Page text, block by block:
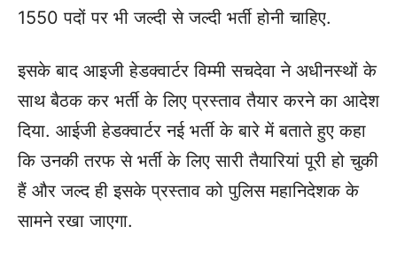
1550 पदों पर भी जल्दी से जल्दी भर्ती होनी चाहिए.
इसके बाद आइजी हेडक्वार्टर विम्मी सचदेवा ने अधीनस्थों के
साथ बैठक कर भर्ती के लिए प्रस्ताव तैयार करने का आदेश
दिया. आईजी हेडक्वार्टर नई भर्ती के बारे में बताते हुए कहा
कि उनकी तरफ से भर्ती के लिए सारी तैयारियां पूरी हो चुकी
हैं और जल्द ही इसके प्रस्ताव को पुलिस महानिदेशक के
सामने रखा जाएगा.